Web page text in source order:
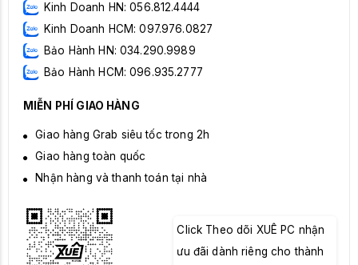
Kinh Doanh HN: 056.812.4444
Kinh Doanh HCM: 097.976.0827
Bảo Hành HN: 034.290.9989
Bảo Hành HCM: 096.935.2777
MIỄN PHÍ GIAO HÀNG
Giao hàng Grab siêu tốc trong 2h
Giao hàng toàn quốc
Nhận hàng và thanh toán tại nhà
Click Theo dõi XUÊ PC nhận
ưu đãi dành riêng cho thành